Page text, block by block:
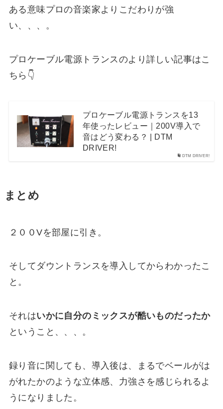
ある意味プロの音楽家よりこだわりが強
い、、、。
プロケーブル電源トランスのより詳しい記事はこ
ちら👇
DTM DRIVER!
プロケーブル電源トランスを13
年使ったレビュー｜200V導入で
音はどう変わる？ | DTM
DRIVER!
まとめ
２００Vを部屋に引き。
そしてダウントランスを導入してからわかったこ
と。
それはいかに自分のミックスが酷いものだったか
ということ、、、。
録り音に関しても、導入後は、まるでベールがは
がれたかのような立体感、力強さを感じられるよ
うになりました。